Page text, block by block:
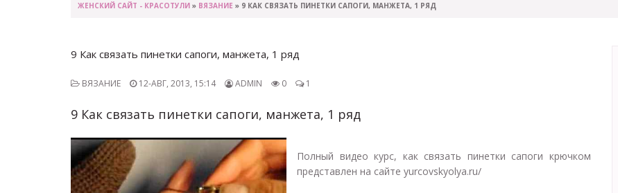
ЖЕНСКИЙ САЙТ - КРАСОТУЛИ » ВЯЗАНИЕ » 9 КАК СВЯЗАТЬ ПИНЕТКИ САПОГИ, МАНЖЕТА, 1 РЯД
9 Как связать пинетки сапоги, манжета, 1 ряд
ВЯЗАНИЕ 12-АВГ, 2013, 15:14 ADMIN 0 1
9 Как связать пинетки сапоги, манжета, 1 ряд
Полный видео курс, как связать пинетки сапоги крючком
представлен на сайте yurcovskyolya.ru/